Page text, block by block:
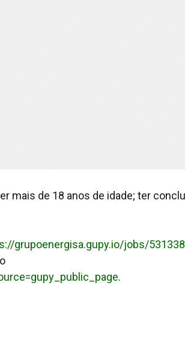
mais de 18 anos de idade; ter
grupoenergisa.gupy.io/jobs/
.